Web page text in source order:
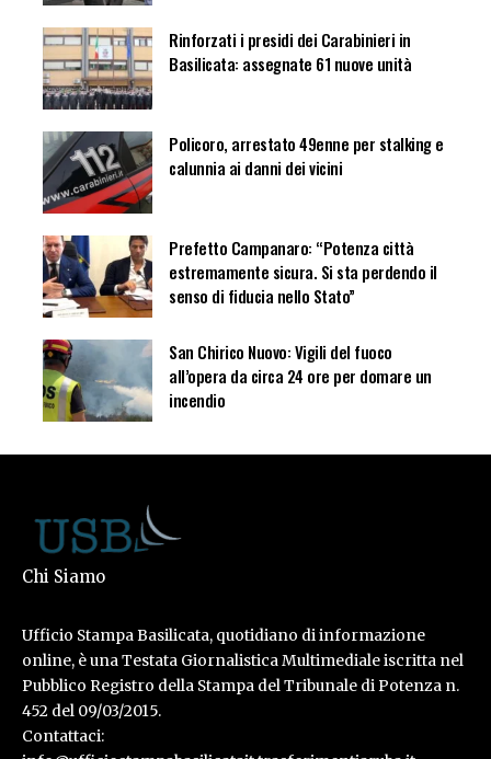
Rinforzati i presidi dei Carabinieri in
Basilicata: assegnate 61 nuove unità
Policoro, arrestato 49enne per stalking e
calunnia ai danni dei vicini
Prefetto Campanaro: “Potenza città
estremamente sicura. Si sta perdendo il
senso di fiducia nello Stato”
San Chirico Nuovo: Vigili del fuoco
all’opera da circa 24 ore per domare un
incendio
Chi Siamo
Ufficio Stampa Basilicata, quotidiano di informazione
online, è una Testata Giornalistica Multimediale iscritta nel
Pubblico Registro della Stampa del Tribunale di Potenza n.
452 del 09/03/2015.
Contattaci: